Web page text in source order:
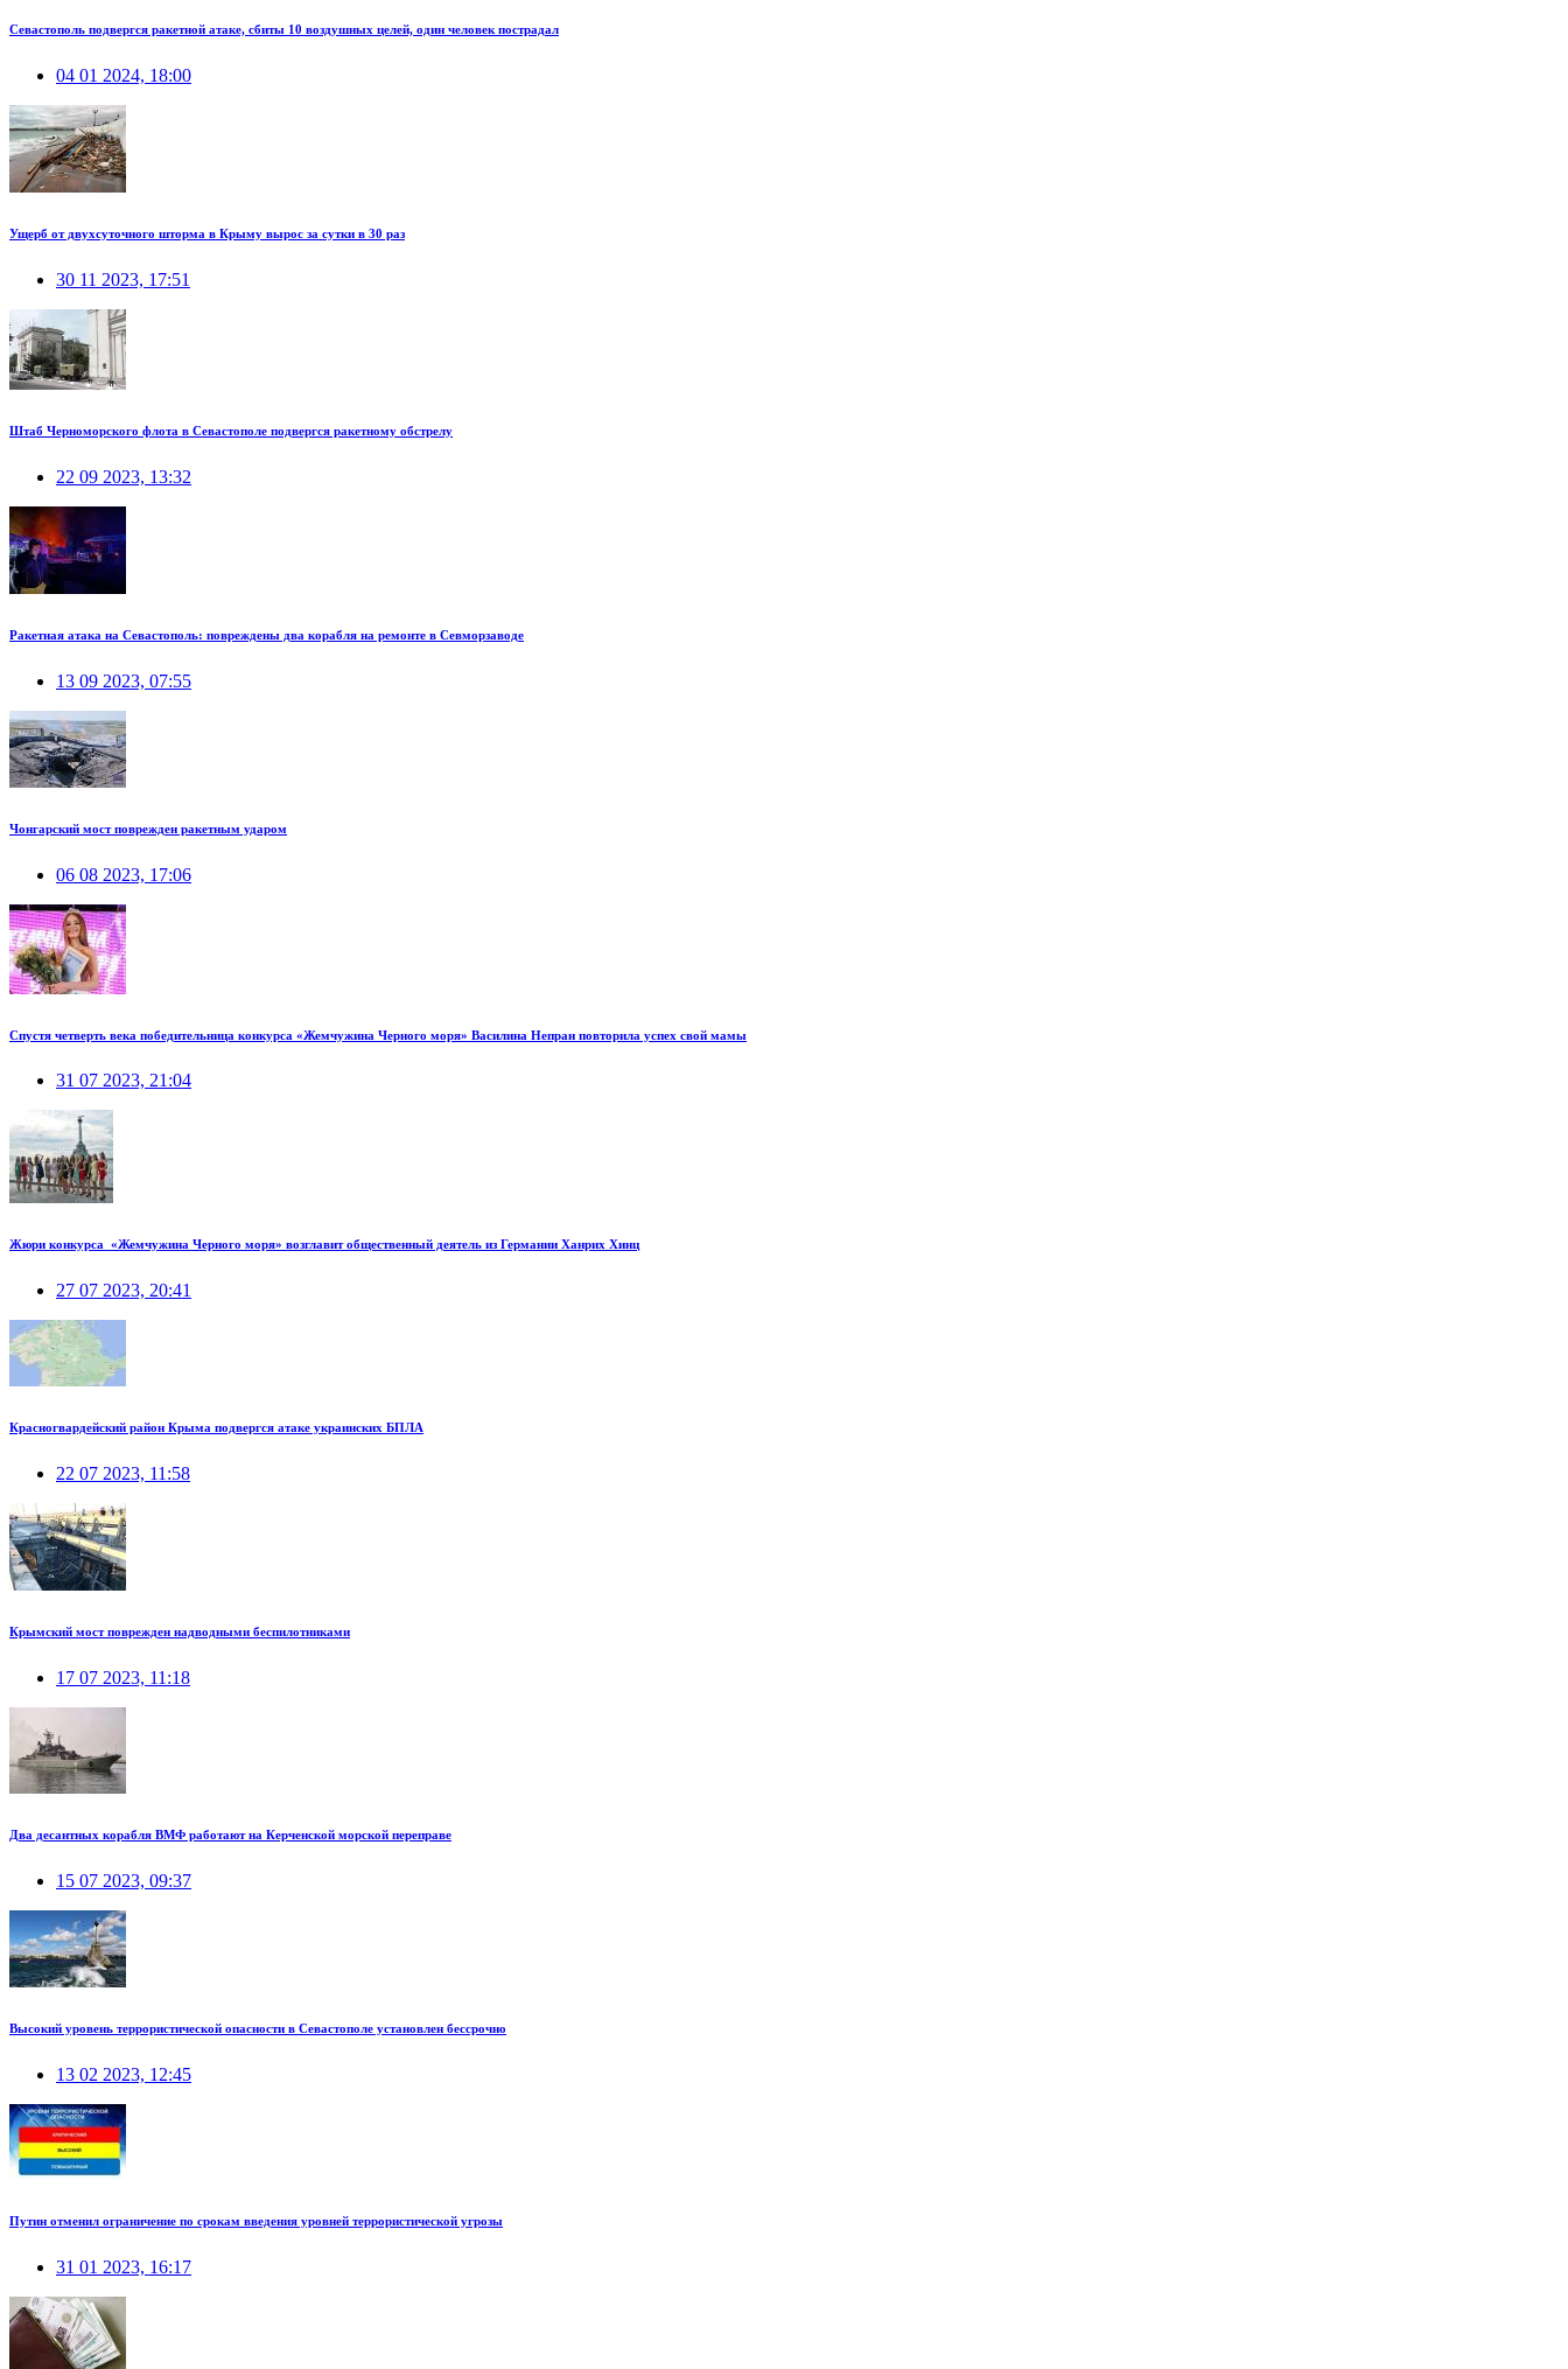
Севастополь подвергся ракетной атаке, сбиты 10 воздушных целей, один человек пострадал
04 01 2024, 18:00
Ущерб от двухсуточного шторма в Крыму вырос за сутки в 30 раз
30 11 2023, 17:51
Штаб Черноморского флота в Севастополе подвергся ракетному обстрелу
22 09 2023, 13:32
Ракетная атака на Севастополь: повреждены два корабля на ремонте в Севморзаводе
13 09 2023, 07:55
Чонгарский мост поврежден ракетным ударом
06 08 2023, 17:06
Спустя четверть века победительница конкурса «Жемчужина Черного моря» Василина Непран повторила успех свой мамы
31 07 2023, 21:04
Жюри конкурса «Жемчужина Черного моря» возглавит общественный деятель из Германии Ханрих Хинц
27 07 2023, 20:41
Красногвардейский район Крыма подвергся атаке украинских БПЛА
22 07 2023, 11:58
Крымский мост поврежден надводными беспилотниками
17 07 2023, 11:18
Два десантных корабля ВМФ работают на Керченской морской переправе
15 07 2023, 09:37
Высокий уровень террористической опасности в Севастополе установлен бессрочно
13 02 2023, 12:45
Путин отменил ограничение по срокам введения уровней террористической угрозы
31 01 2023, 16:17